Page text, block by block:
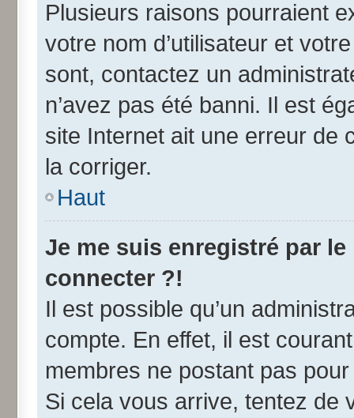
Plusieurs raisons pourraient
votre nom d’utilisateur et
sont, contactez un
n’avez pas été banni. Il est
site Internet ait une erreur de
la corriger.
Haut
Je me suis enregistré par
connecter ?!
Il est possible qu’un
compte. En effet, il est
membres ne postant pas
Si cela vous arrive, tentez de